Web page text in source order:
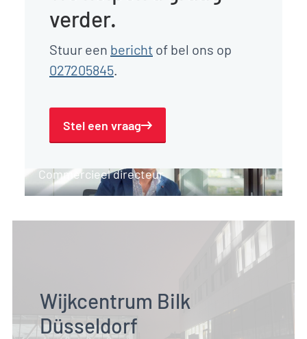
Commercieel directeur
verder.
Stuur een bericht of bel ons op
027205845.
Stel een vraag
Wijkcentrum Bilk
Düsseldorf